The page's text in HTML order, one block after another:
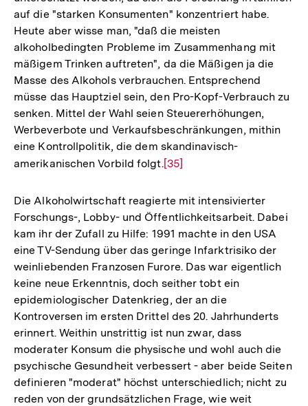
auf die "starken Konsumenten" konzentriert habe.
Heute aber wisse man, "daß die meisten
alkoholbedingten Probleme im Zusammenhang mit
mäßigem Trinken auftreten", da die Mäßigen ja die
Masse des Alkohols verbrauchen. Entsprechend
müsse das Hauptziel sein, den Pro-Kopf-Verbrauch zu
senken. Mittel der Wahl seien Steuererhöhungen,
Werbeverbote und Verkaufsbeschränkungen, mithin
eine Kontrollpolitik, die dem skandinavisch-
amerikanischen Vorbild folgt.Zur
der
Fußnote
[35]
Die Alkoholwirtschaft reagierte mit intensivierter
Forschungs-, Lobby- und Öffentlichkeitsarbeit. Dabei
kam ihr der Zufall zu Hilfe: 1991 machte in den USA
eine TV-Sendung über das geringe Infarktrisiko der
weinliebenden Franzosen Furore. Das war eigentlich
keine neue Erkenntnis, doch seither tobt ein
epidemiologischer Datenkrieg, der an die
Kontroversen im ersten Drittel des 20. Jahrhunderts
erinnert. Weithin unstrittig ist nun zwar, dass
moderater Konsum die physische und wohl auch die
psychische Gesundheit verbessert - aber beide Seiten
definieren "moderat" höchst unterschiedlich; nicht zu
reden von der grundsätzlichen Frage, wie weit